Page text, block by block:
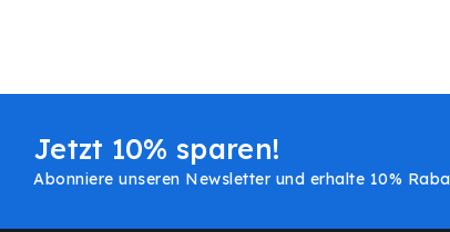
Jetzt 10% sparen!
Abonniere unseren Newsletter und erhalte 10%